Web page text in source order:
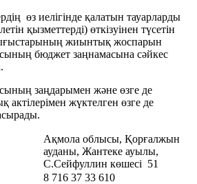
өз иелігінде қалатын тауарларды
қызметтерді) өткізуінен түсетін
жиынтық жоспарын
бюджет заңнамасына сәйкес
заңдарымен және өзге де
актілерімен жүктелген өзге де
Ақмола облысы, Қорғалжын
ауданы, Жантеке ауылы,
С.Сейфуллин көшесі 51
8 716 37 33 610